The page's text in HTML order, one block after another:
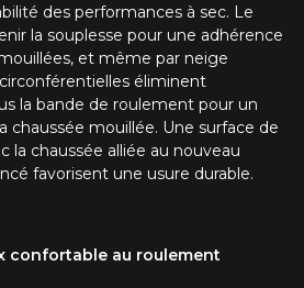
des performances à sec. Le
la souplesse pour une adhérence
et même par neige
éliminent
la bande de roulement pour un
chaussée mouillée. Une surface de
la chaussée alliée au nouveau
favorisent une usure durable.
confortable au roulement